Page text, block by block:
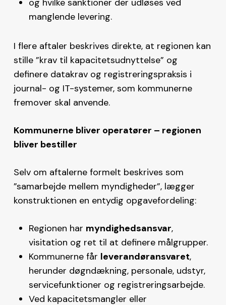
manglende levering.
I flere aftaler beskrives direkte, at regionen kan
stille ”krav til kapacitetsudnyttelse” og
definere datakrav og registreringspraksis i
journal- og IT-systemer, som kommunerne
fremover skal anvende.
Kommunerne bliver operatører – regionen
bliver bestiller
Selv om aftalerne formelt beskrives som
”samarbejde mellem myndigheder”, lægger
konstruktionen en entydig opgavefordeling:
Regionen har myndighedsansvar,
visitation og ret til at definere målgrupper.
Kommunerne får leverandøransvaret,
herunder døgndækning, personale, udstyr,
servicefunktioner og registreringsarbejde.
Ved kapacitetsmangler eller